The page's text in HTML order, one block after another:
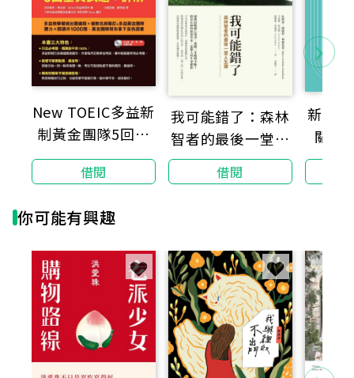
蝟人們圈出的安全世界。
在Kaoru阿嚕的文字中，就彷彿經歷一段旅程，
從逃避，到疼痛，途經拼湊，留下瘀痕……
──有時候，我們沒有辦法往前走，只能原地踏
其實是因為以為他會回來，他在心中從未走開。
──有時候，明以為傷口癒合了，仍有痛的幻覺。
因為心是真的會痛的東西。
──有時候，我們只能自己慢慢代謝悲傷，假裝很
那個人的名字烙在心上總是忘不掉，看著別人卻還
是想起他。
──有時候，我們不可能忘記真的傷心的事，只能
接受。
如果暫時連接受也做不到，先放著就好，沒關係
的。
New TOEIC多益新
制黃金團隊5回全
真試題＋詳解
借閱
我可能錯了：森林
智者的最後一堂人
生課
借閱
新制
關鍵
你可能有興趣